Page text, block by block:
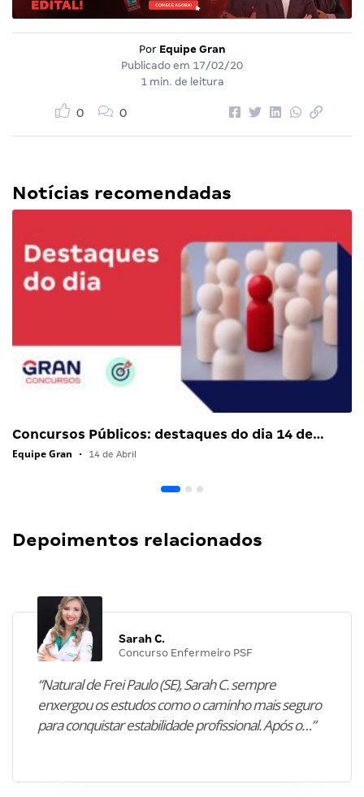
Por Equipe Gran
Publicado em 17/02/20
1 min. de leitura
0 0
Notícias recomendadas
Concursos Públicos: destaques do dia 14 de…
Equipe Gran • 14 de Abril
Depoimentos relacionados
Sarah C.
Concurso Enfermeiro PSF
“Natural de Frei Paulo (SE), Sarah C. sempre
enxergou os estudos como o caminho mais seguro
para conquistar estabilidade profissional. Após o…”